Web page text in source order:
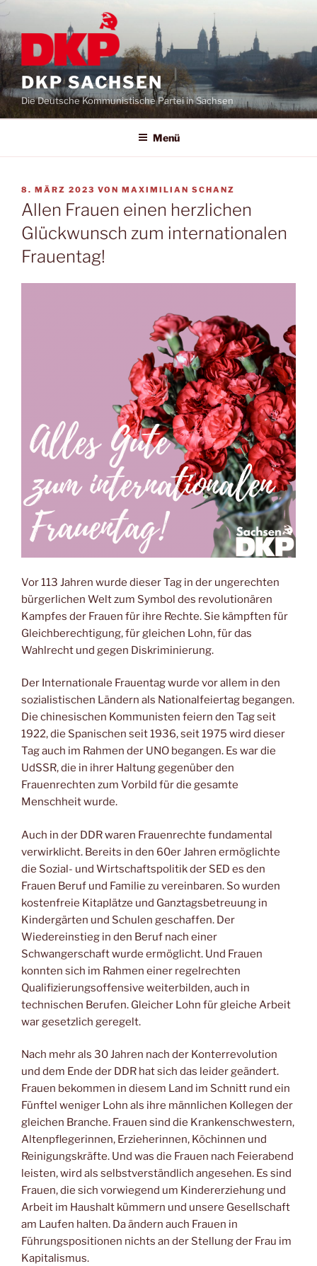
DKP SACHSEN
Die Deutsche Kommunistische Partei in Sachsen
Menü
8. MÄRZ 2023 VON MAXIMILIAN SCHANZ
Allen Frauen einen herzlichen
Glückwunsch zum internationalen
Frauentag!
Vor 113 Jahren wurde dieser Tag in der ungerechten
bürgerlichen Welt zum Symbol des revolutionären
Kampfes der Frauen für ihre Rechte. Sie kämpften für
Gleichberechtigung, für gleichen Lohn, für das
Wahlrecht und gegen Diskriminierung.
Der Internationale Frauentag wurde vor allem in den
sozialistischen Ländern als Nationalfeiertag begangen.
Die chinesischen Kommunisten feiern den Tag seit
1922, die Spanischen seit 1936, seit 1975 wird dieser
Tag auch im Rahmen der UNO begangen. Es war die
UdSSR, die in ihrer Haltung gegenüber den
Frauenrechten zum Vorbild für die gesamte
Menschheit wurde.
Auch in der DDR waren Frauenrechte fundamental
verwirklicht. Bereits in den 60er Jahren ermöglichte
die Sozial- und Wirtschaftspolitik der SED es den
Frauen Beruf und Familie zu vereinbaren. So wurden
kostenfreie Kitaplätze und Ganztagsbetreuung in
Kindergärten und Schulen geschaffen. Der
Wiedereinstieg in den Beruf nach einer
Schwangerschaft wurde ermöglicht. Und Frauen
konnten sich im Rahmen einer regelrechten
Qualifizierungsoffensive weiterbilden, auch in
technischen Berufen. Gleicher Lohn für gleiche Arbeit
war gesetzlich geregelt.
Nach mehr als 30 Jahren nach der Konterrevolution
und dem Ende der DDR hat sich das leider geändert.
Frauen bekommen in diesem Land im Schnitt rund ein
Fünftel weniger Lohn als ihre männlichen Kollegen der
gleichen Branche. Frauen sind die Krankenschwestern,
Altenpflegerinnen, Erzieherinnen, Köchinnen und
Reinigungskräfte. Und was die Frauen nach Feierabend
leisten, wird als selbstverständlich angesehen. Es sind
Frauen, die sich vorwiegend um Kindererziehung und
Arbeit im Haushalt kümmern und unsere Gesellschaft
am Laufen halten. Da ändern auch Frauen in
Führungspositionen nichts an der Stellung der Frau im
Kapitalismus.